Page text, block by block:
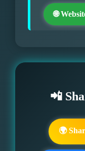
🌐
📲
🌍